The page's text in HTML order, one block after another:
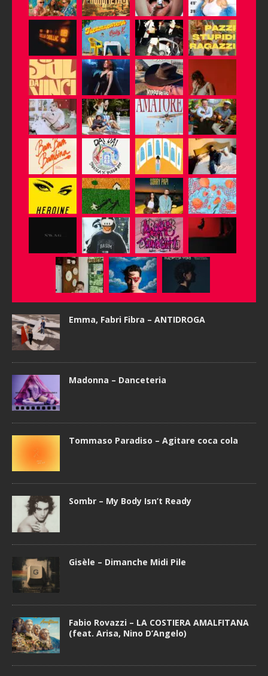
Emma, Fabri Fibra – ANTIDROGA
Madonna – Danceteria
Tommaso Paradiso – Agitare coca cola
Sombr – My Body Isn’t Ready
Gisèle – Dimanche Midi Pile
Fabio Rovazzi – LA COSTIERA AMALFITANA
(feat. Arisa, Nino D’Angelo)